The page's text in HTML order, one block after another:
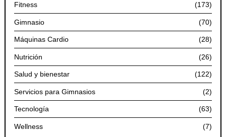
Fitness (173)
Gimnasio (70)
Máquinas Cardio (28)
Nutrición (26)
Salud y bienestar (122)
Servicios para Gimnasios (2)
Tecnología (63)
Wellness (7)